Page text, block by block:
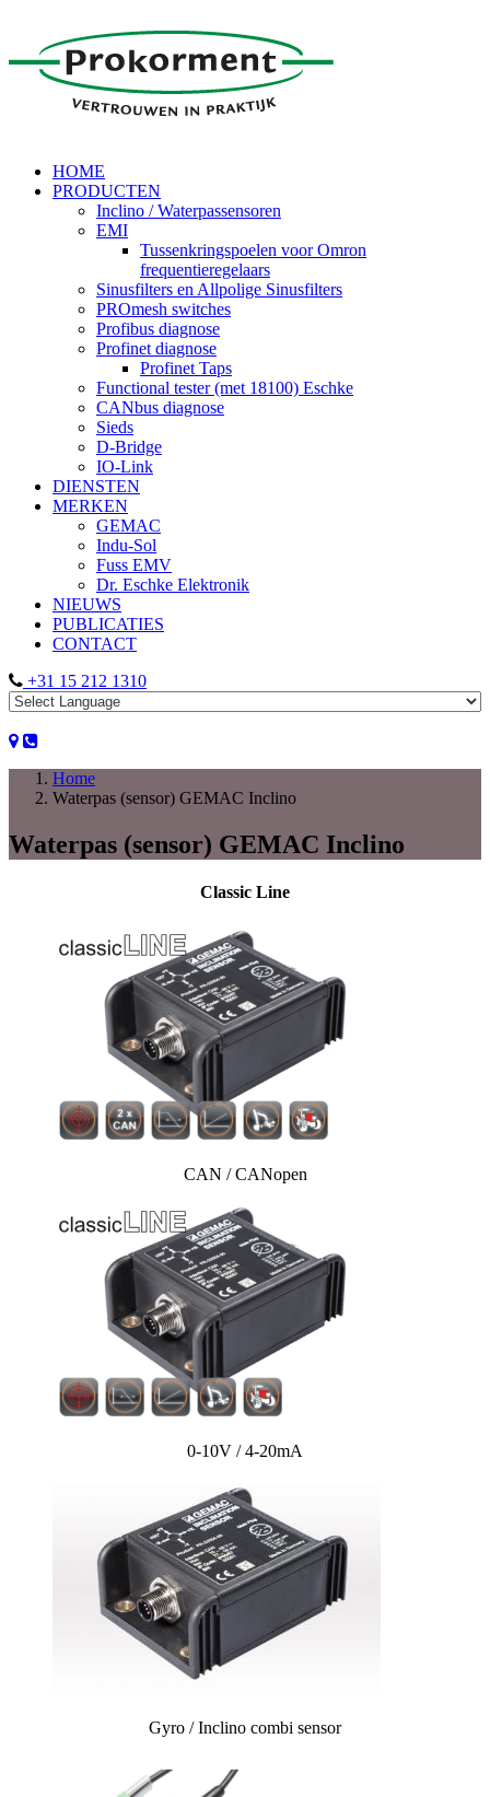
HOME
PRODUCTEN
Inclino / Waterpassensoren
EMI
Tussenkringspoelen voor Omron
frequentieregelaars
Sinusfilters en Allpolige Sinusfilters
PROmesh switches
Profibus diagnose
Profinet diagnose
Profinet Taps
Functional tester (met 18100) Eschke
CANbus diagnose
Sieds
D-Bridge
IO-Link
DIENSTEN
MERKEN
GEMAC
Indu-Sol
Fuss EMV
Dr. Eschke Elektronik
NIEUWS
PUBLICATIES
CONTACT
+31 15 212 1310
Home
Waterpas (sensor) GEMAC Inclino
Waterpas (sensor) GEMAC Inclino
Classic Line
CAN / CANopen
0-10V / 4-20mA
Gyro / Inclino combi sensor